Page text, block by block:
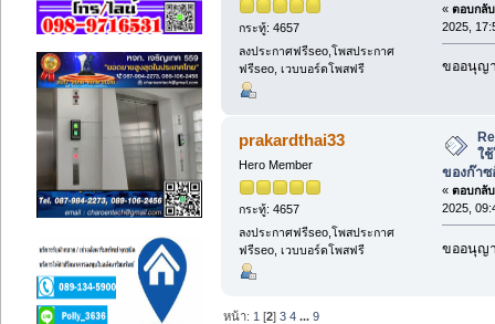
กระทู้: 4657
ลงประกาศฟรีseo,โพสประกาศ
ฟรีseo, เวบบอร์ดโพสฟรี
« ตอบกลั
2025,
ขออนุญ
prakardthai33
Hero Member
กระทู้: 4657
ลงประกาศฟรีseo,โพสประกาศ
ฟรีseo, เวบบอร์ดโพสฟรี
ใ
ของก๊าซ
« ตอบกลั
2025,
ขออนุญ
หน้า: 1 [2]3 4 ...9